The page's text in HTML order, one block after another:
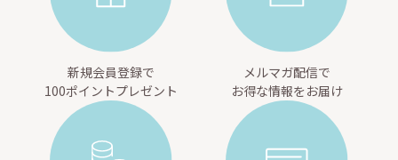
新規会員登録で
100ポイントプレゼント
メルマガ配信で
お得な情報をお届け